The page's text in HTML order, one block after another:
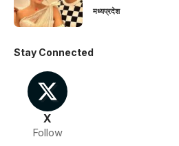
मध्यप्रदेश
Stay Connected
X
Follow